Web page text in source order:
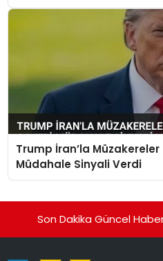
Trump İran’la Müzakereler
Müdahale Sinyali Verdi
Son Dakika Güncel